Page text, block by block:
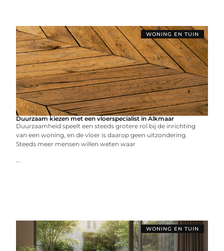
WONING EN TUIN
Duurzaam kiezen met een vloerspecialist in Alkmaar
Duurzaamheid speelt een steeds grotere rol bij de inrichting
van een woning, en de vloer is daarop geen uitzondering.
Steeds meer mensen willen weten waar
...
WONING EN TUIN